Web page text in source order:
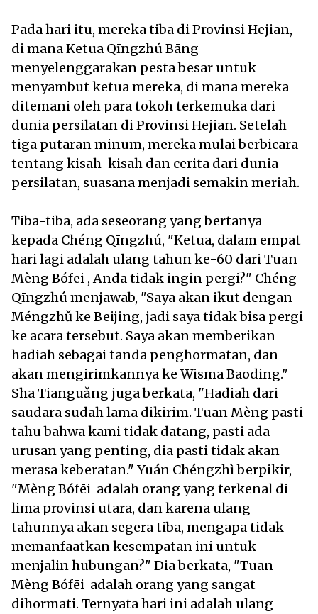
Pada hari itu, mereka tiba di Provinsi Hejian,
di mana Ketua Qīngzhú Bāng
menyelenggarakan pesta besar untuk
menyambut ketua mereka, di mana mereka
ditemani oleh para tokoh terkemuka dari
dunia persilatan di Provinsi Hejian. Setelah
tiga putaran minum, mereka mulai berbicara
tentang kisah-kisah dan cerita dari dunia
persilatan, suasana menjadi semakin meriah.
Tiba-tiba, ada seseorang yang bertanya
kepada Chéng Qīngzhú, "Ketua, dalam empat
hari lagi adalah ulang tahun ke-60 dari Tuan
Mèng Bófēi , Anda tidak ingin pergi?" Chéng
Qīngzhú menjawab, "Saya akan ikut dengan
Méngzhǔ ke Beijing, jadi saya tidak bisa pergi
ke acara tersebut. Saya akan memberikan
hadiah sebagai tanda penghormatan, dan
akan mengirimkannya ke Wisma Baoding."
Shā Tiānguǎng juga berkata, "Hadiah dari
saudara sudah lama dikirim. Tuan Mèng pasti
tahu bahwa kami tidak datang, pasti ada
urusan yang penting, dia pasti tidak akan
merasa keberatan." Yuán Chéngzhì berpikir,
"Mèng Bófēi adalah orang yang terkenal di
lima provinsi utara, dan karena ulang
tahunnya akan segera tiba, mengapa tidak
memanfaatkan kesempatan ini untuk
menjalin hubungan?" Dia berkata, "Tuan
Mèng Bófēi adalah orang yang sangat
dihormati. Ternyata hari ini adalah ulang